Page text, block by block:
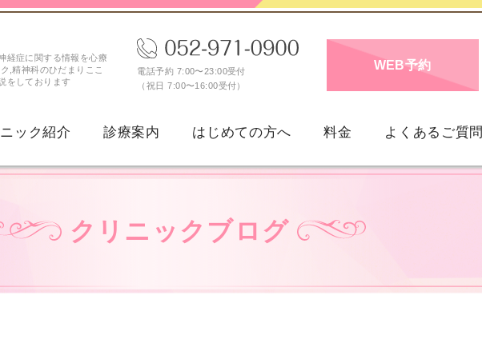
経症に関する情報を心療
,精神科のひだまりここ
をしております
電話予約 7:00〜23:00受付
（祝日 7:00〜16:00受付）
WEB予約
ック紹介 診療案内 はじめての方へ 料金 よくあるご質問
性抑うつ障害 月経前不快気分障害（PMDD）
クリニックブログ